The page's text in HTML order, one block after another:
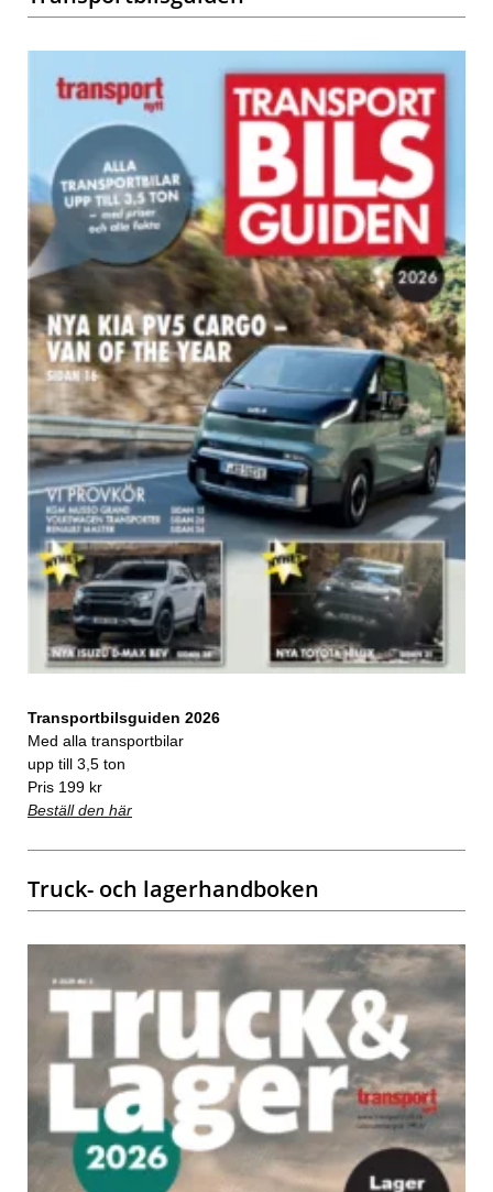
Transportbilsguiden 2026
Med alla transportbilar
upp till 3,5 ton
Pris 199 kr
Beställ den här
Truck- och lagerhandboken